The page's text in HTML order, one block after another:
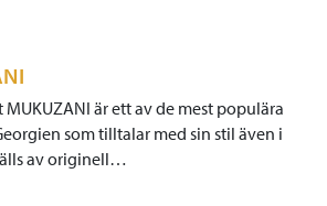
är ett av de mest populära
som tilltalar med sin stil även i
av originell…